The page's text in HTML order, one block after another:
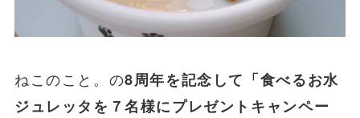
ねこのこと。の8周年を記念して「食べるお水
ジュレッタを７名様にプレゼントキャンペー